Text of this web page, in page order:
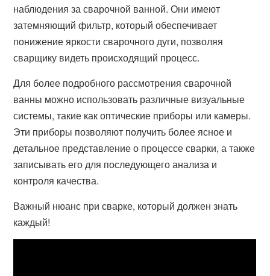
наблюдения за сварочной ванной. Они имеют
затемняющий фильтр, который обеспечивает
понижение яркости сварочного дуги, позволяя
сварщику видеть происходящий процесс.
Для более подробного рассмотрения сварочной
ванны можно использовать различные визуальные
системы, такие как оптические приборы или камеры.
Эти приборы позволяют получить более ясное и
детальное представление о процессе сварки, а также
записывать его для последующего анализа и
контроля качества.
Важный нюанс при сварке, который должен знать
каждый!